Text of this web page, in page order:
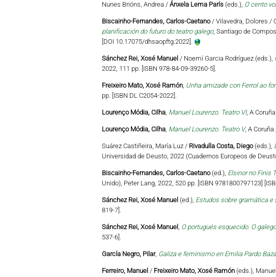
Nunes Brións, Andrea / Ánxela Lema París(eds.), O cento
Biscainho-Fernandes, Carlos-Caetano/ Vilavedra, Dolores /
planificación do futuro do teatro galego, Santiago de
[DOI 10.17075/dhsaopftg.2022].
Sánchez Rei, Xosé Manuel / Noemí Garcia Rodríguez (eds.),
2022, 111 pp. [ISBN 978-84-09-39260-5].
Freixeiro Mato, Xosé Ramón, Unha amizade con Ferrol ao
pp. [ISBN DL C2054-2022].
Lourenço Módia, Cilha, Manuel Lourenzo. Teatro VI, A
Lourenço Módia, Cilha, Manuel Lourenzo. Teatro V, A
Suárez Castiñeira, María Luz / Rivadulla Costa, Diego(eds.),
Universidad de Deusto, 2022 (Cuadernos Europeos de
Biscainho-Fernandes, Carlos-Caetano(ed.), Elsinor no Finis
Unido), Peter Lang, 2022, 520 pp. [ISBN 9781800797123]
Sánchez Rei, Xosé Manuel (ed.), Estudos sobre gramática
819-7].
Sánchez Rei, Xosé Manuel , O portugués esquecido. O
537-6].
García Negro, Pilar, Galiza e feminismo en Emilia Pardo
Ferreiro, Manuel / Freixeiro Mato, Xosé Ramón(eds.),